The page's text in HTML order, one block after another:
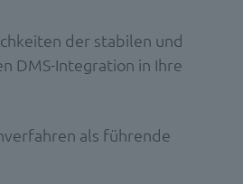
der stabilen und
DMS-Integration in Ihre
als führende